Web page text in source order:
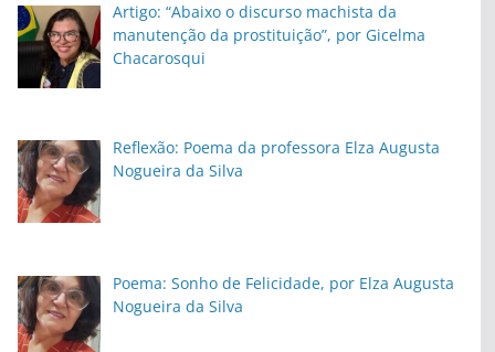
Artigo: “Abaixo o discurso machista da
manutenção da prostituição”, por Gicelma
Chacarosqui
Reflexão: Poema da professora Elza Augusta
Nogueira da Silva
Poema: Sonho de Felicidade, por Elza Augusta
Nogueira da Silva